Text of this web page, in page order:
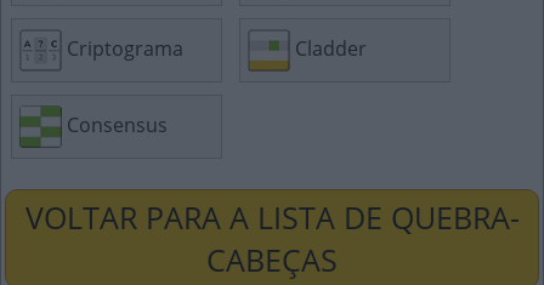
Criptograma Cladder
Consensus
VOLTAR PARA A LISTA DE QUEBRA-
CABEÇAS